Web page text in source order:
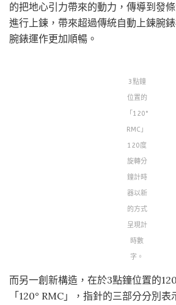
的把地心引力帶來的動力，傳導到發
進行上鍊，帶來超過傳統自動上鍊腕
腕錶運作更加順暢。
3點鐘
位置的
「120°
RMC」
120度
旋轉分
鐘計時
器以新
的方式
呈現計
時數
字。
而另一創新構造，在於3點鐘位置的
「120° RMC」，指針的三部分分別